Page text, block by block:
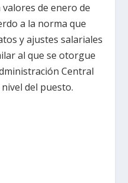
de enero de
a la norma que
y ajustes salariales
al que se otorgue
Central
del puesto.